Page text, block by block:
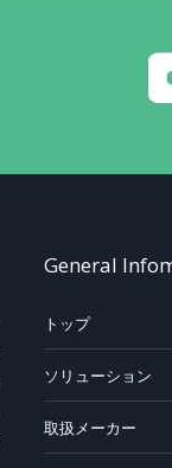
General
トップ
ソリューション
取扱メーカー